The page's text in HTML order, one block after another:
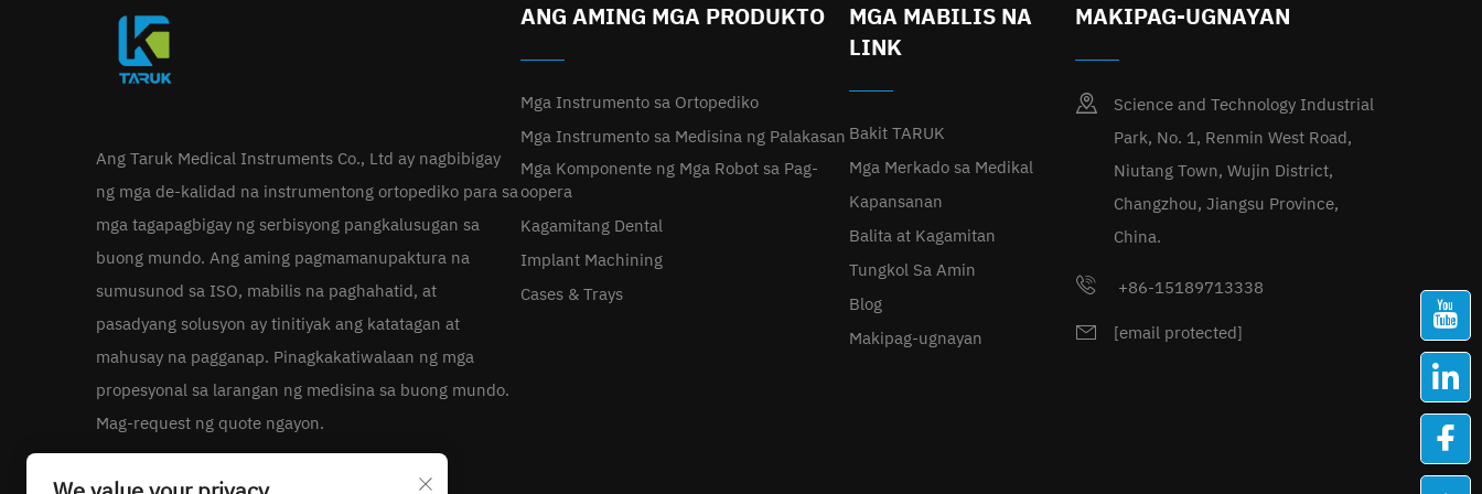
Ang Taruk Medical Instruments Co., Ltd ay nagbibigay
ng mga de-kalidad na instrumentong ortopediko para sa
mga tagapagbigay ng serbisyong pangkalusugan sa
buong mundo. Ang aming pagmamanupaktura na
sumusunod sa ISO, mabilis na paghahatid, at
pasadyang solusyon ay tinitiyak ang katatagan at
mahusay na pagganap. Pinagkakatiwalaan ng mga
propesyonal sa larangan ng medisina sa buong mundo.
Mag-request ng quote ngayon.
ANG AMING MGA PRODUKTO
Mga Instrumento sa Ortopediko
Mga Instrumento sa Medisina ng Palakasan
Mga Komponente ng Mga Robot sa Pag-
oopera
Kagamitang Dental
Implant Machining
Cases & Trays
MGA MABILIS NA
LINK
Bakit TARUK
Mga Merkado sa Medikal
Kapansanan
Balita at Kagamitan
Tungkol Sa Amin
Blog
Makipag-ugnayan
MAKIPAG-UGNAYAN
Science and Technology Industrial
Park, No. 1, Renmin West Road,
Niutang Town, Wujin District,
Changzhou, Jiangsu Province,
China.
+86-15189713338
[email protected]